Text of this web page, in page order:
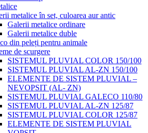
metalice în set, culoarea aur antic
Galerii metalice ordinare
Galerii metalice duble
din peleți pentru animale
de scurgere
SISTEMUL PLUVIAL COLOR 150/100
SISTEMUL PLUVIAL AL-ZN 150/100
ELEMENTE DE SISTEM PLUVIAL –
NEVOPSIT (AL- ZN)
SISTEMUL PLUVIAL GALECO 110/80
SISTEMUL PLUVIAL AL-ZN 125/87
SISTEMUL PLUVIAL COLOR 125/87
ELEMENTE DE SISTEM PLUVIAL